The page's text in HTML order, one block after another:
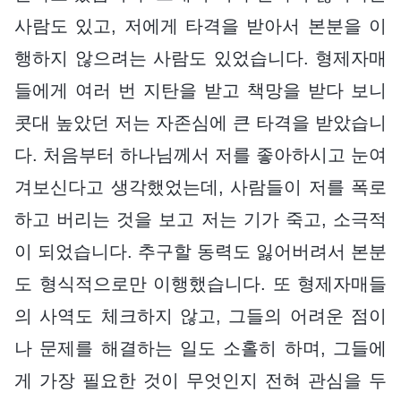
사람도 있고, 저에게 타격을 받아서 본분을 이
행하지 않으려는 사람도 있었습니다. 형제자매
들에게 여러 번 지탄을 받고 책망을 받다 보니
콧대 높았던 저는 자존심에 큰 타격을 받았습니
다. 처음부터 하나님께서 저를 좋아하시고 눈여
겨보신다고 생각했었는데, 사람들이 저를 폭로
하고 버리는 것을 보고 저는 기가 죽고, 소극적
이 되었습니다. 추구할 동력도 잃어버려서 본분
도 형식적으로만 이행했습니다. 또 형제자매들
의 사역도 체크하지 않고, 그들의 어려운 점이
나 문제를 해결하는 일도 소홀히 하며, 그들에
게 가장 필요한 것이 무엇인지 전혀 관심을 두